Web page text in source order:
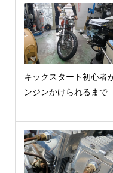
キックスタート初心者
ンジンかけられるまで